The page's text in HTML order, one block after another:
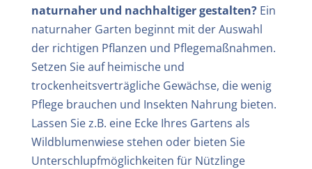
naturnaher und nachhaltiger gestalten?Ein
naturnaher Garten beginnt mit der Auswahl
der richtigen Pflanzen und Pflegemaßnahmen.
Setzen Sie auf heimische und
trockenheitsverträgliche Gewächse, die wenig
Pflege brauchen und Insekten Nahrung bieten.
Lassen Sie z.B. eine Ecke Ihres Gartens als
Wildblumenwiese stehen oder bieten Sie
Unterschlupfmöglichkeiten für Nützlinge